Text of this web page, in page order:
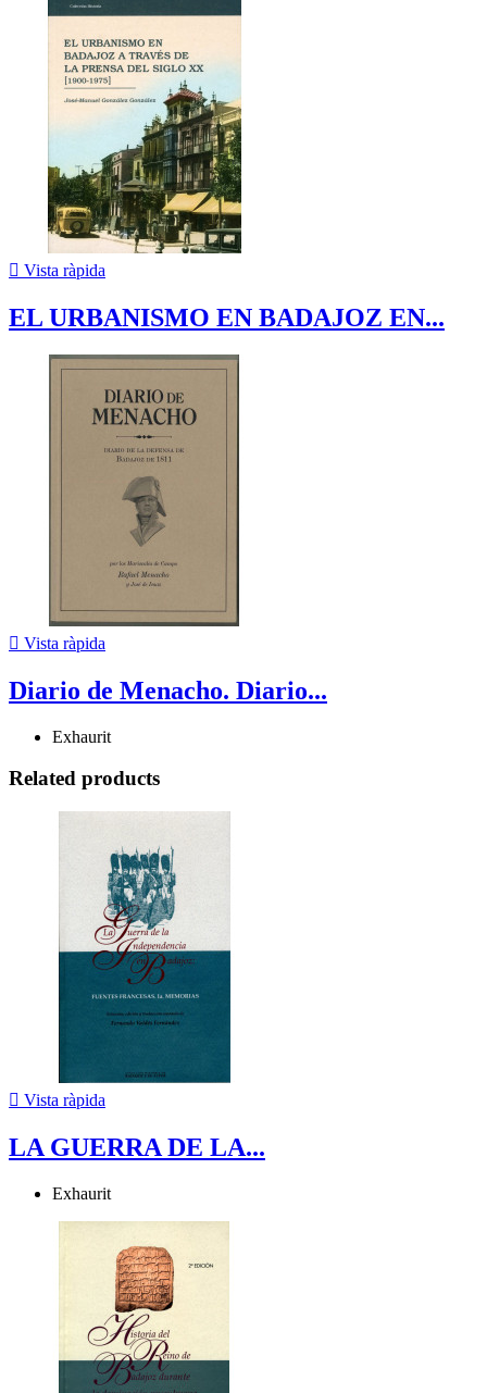
 Vista ràpida
EL URBANISMO EN BADAJOZ EN...
 Vista ràpida
Diario de Menacho. Diario...
Exhaurit
Related products
 Vista ràpida
LA GUERRA DE LA...
Exhaurit